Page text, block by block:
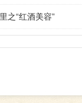
之“红酒美容”